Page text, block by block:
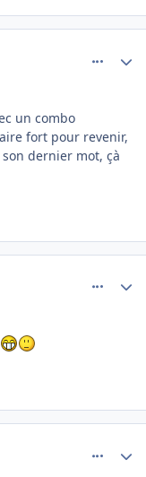
un combo
fort pour revenir,
dernier mot, çà